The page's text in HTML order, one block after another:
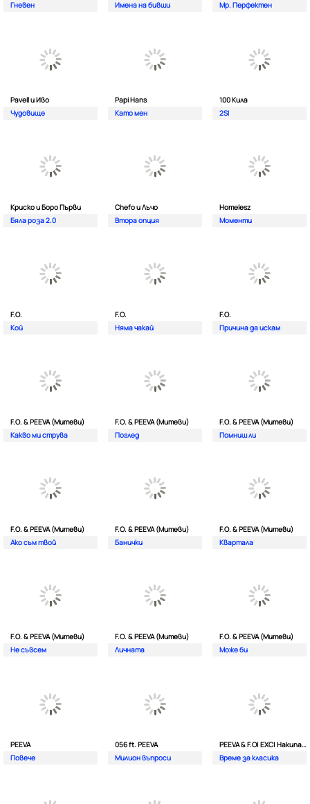
Гневен
Имена на бивши
Мр. Перфектен
Pavell и Иво
Чудовище
Papi Hans
Като мен
100 Кила
2SI
Криско и Боро Първи
Бяла роза 2.0
Chefo и Лъчо
Втора опция
Homelesz
Моменти
F.O.
Кой
F.O.
Няма чакай
F.O.
Причина да искам
F.O. & PEEVA (Митеви)
Какво ми струва
F.O. & PEEVA (Митеви)
Поглед
F.O. & PEEVA (Митеви)
Помниш ли
F.O. & PEEVA (Митеви)
Ако съм твой
F.O. & PEEVA (Митеви)
Банички
F.O. & PEEVA (Митеви)
Квартала
F.O. & PEEVA (Митеви)
Не съвсем
F.O. & PEEVA (Митеви)
Личната
F.O. & PEEVA (Митеви)
Мoже би
PEEVA
Повече
056 ft. PEEVA
Милион въпроси
PEEVA & F.O| EXC| Hakunata ft. Tri'o Quatro
Време за класика